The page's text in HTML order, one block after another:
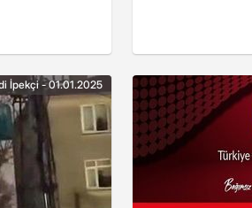
İpekçi - 01.01.2025